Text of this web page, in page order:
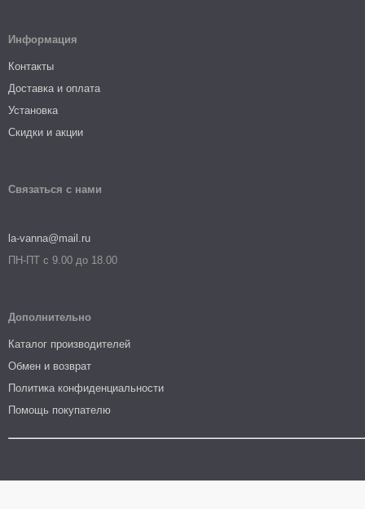
Информация
Контакты
Доставка и оплата
Установка
Скидки и акции
Связаться с нами
la-vanna@mail.ru
ПН-ПТ с 9.00 до 18.00
Дополнительно
Каталог производителей
Обмен и возврат
Политика конфиденциальности
Помощь покупателю